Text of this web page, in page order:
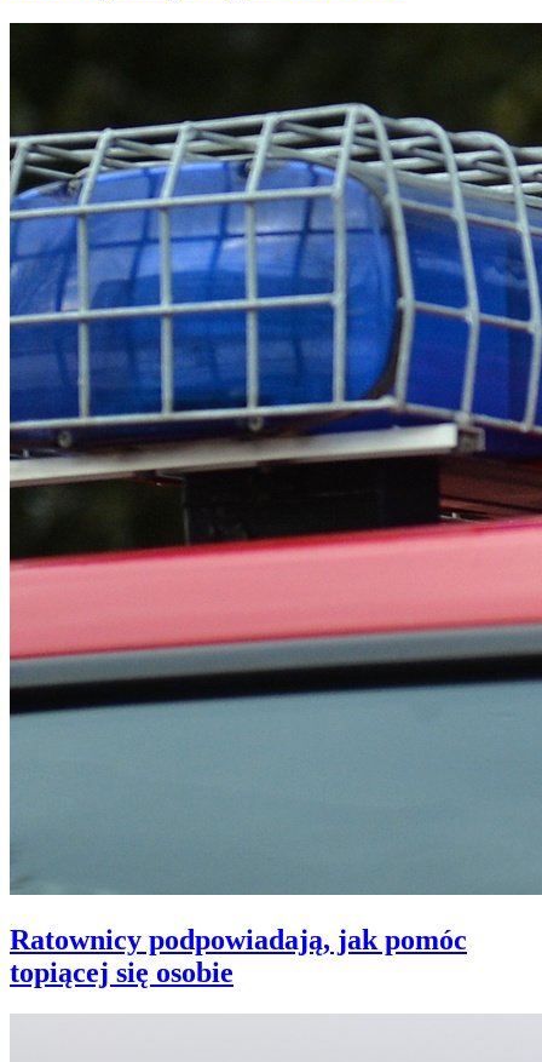
Ratownicy podpowiadają, jak pomóc
topiącej się osobie